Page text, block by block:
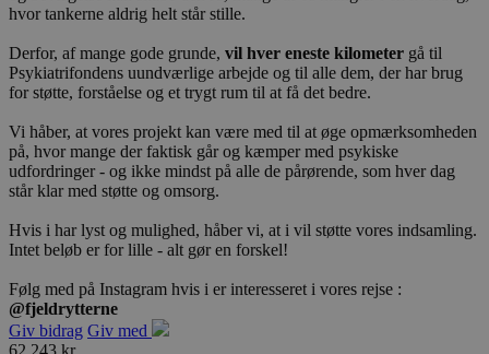
hvor tankerne aldrig helt står stille.
Derfor, af mange gode grunde, vil hver eneste kilometer gå til
Psykiatrifondens uundværlige arbejde og til alle dem, der har brug
for støtte, forståelse og et trygt rum til at få det bedre.
Vi håber, at vores projekt kan være med til at øge opmærksomheden
på, hvor mange der faktisk går og kæmper med psykiske
udfordringer - og ikke mindst på alle de pårørende, som hver dag
står klar med støtte og omsorg.
Hvis i har lyst og mulighed, håber vi, at i vil støtte vores indsamling.
Intet beløb er for lille - alt gør en forskel!
Følg med på Instagram hvis i er interesseret i vores rejse :
@fjeldrytterne
Giv bidrag Giv med